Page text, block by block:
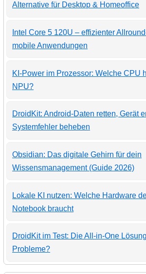
Alternative für Desktop & Homeoffice
Intel Core 5 120U – effizienter
mobile Anwendungen
KI-Power im Prozessor: Welche CPU
NPU?
DroidKit: Android-Daten retten, Gerät
Systemfehler beheben
Obsidian: Das digitale Gehirn für dein
Wissensmanagement (Guide 2026)
Lokale KI nutzen: Welche Hardware
Notebook braucht
DroidKit im Test: Die All-in-One
Probleme?